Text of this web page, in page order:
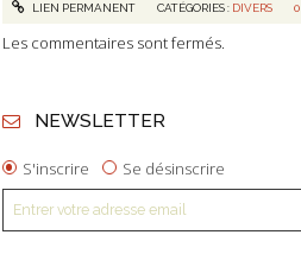
LIEN PERMANENT CATÉGORIES : DIVERS 0
Les commentaires sont fermés.
NEWSLETTER
S'inscrire Se désinscrire